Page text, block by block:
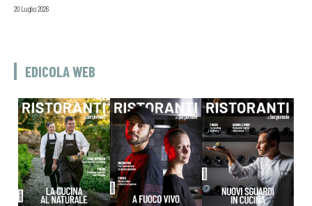
20 Luglio 2026
EDICOLA WEB